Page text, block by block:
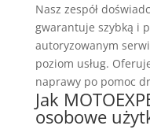
Nasz zespół
gwarantuje szybką i
autoryzowanym
poziom usług.
naprawy po pomoc
Jak
osobowe